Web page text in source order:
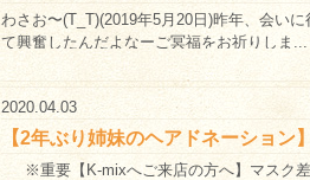
わさお〜(T_T)(2019年5月20日)昨年、会い
て興奮したんだよなーご冥福をお祈りしま...
2020.04.03
【2年ぶり姉妹のヘアドネーション】
※重要【K-mixへご来店の方へ】マスク